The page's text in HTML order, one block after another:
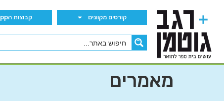
קורסים מקוונים קבוצות הWhatsApp
מאמרים